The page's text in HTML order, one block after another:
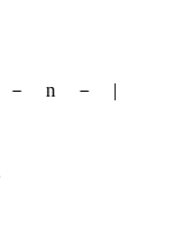
－ n － |